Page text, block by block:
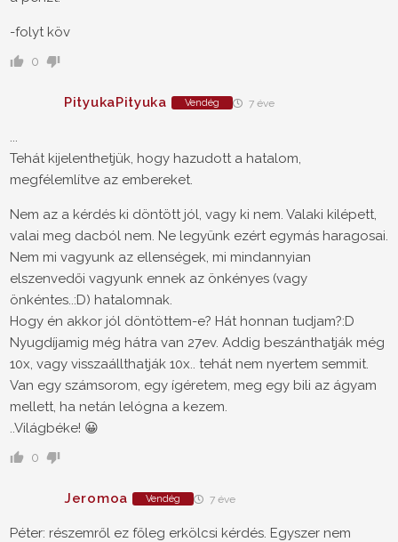
-folyt köv
0
PityukaPityuka Vendég 7 éve
...
Tehát kijelenthetjük, hogy hazudott a hatalom,
megfélemlítve az embereket.
Nem az a kérdés ki döntött jól, vagy ki nem. Valaki kilépett,
valai meg dacból nem. Ne legyünk ezért egymás haragosai.
Nem mi vagyunk az ellenségek, mi mindannyian
elszenvedői vagyunk ennek az önkényes (vagy
önkéntes..:D) hatalomnak.
Hogy én akkor jól döntöttem-e? Hát honnan tudjam?:D
Nyugdíjamig még hátra van 27ev. Addig beszánthatják még
10x, vagy visszaállthatják 10x.. tehát nem nyertem semmit.
Van egy számsorom, egy ígéretem, meg egy bili az ágyam
mellett, ha netán lelógna a kezem.
..Világbéke! 😀
0
Jeromoa Vendég 7 éve
Péter: részemről ez főleg erkölcsi kérdés. Egyszer nem